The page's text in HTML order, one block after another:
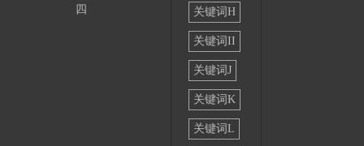
四
关键词H
关键词II
关键词J
关键词K
关键词L